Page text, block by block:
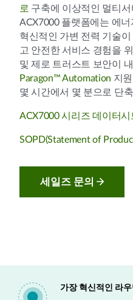
로 구축에 이상적인 멀티
ACX7000 플랫폼에는 에
혁신적인 가변 전력 기술
고 안전한 서비스 경험을
및 제로 트러스트 보안이
Paragon™ Automation 지
몇 시간에서 몇 분으로 단
ACX7000 시리즈 데이터시
SOPD(Statement of
세일즈 문의
가장 혁신적인 라